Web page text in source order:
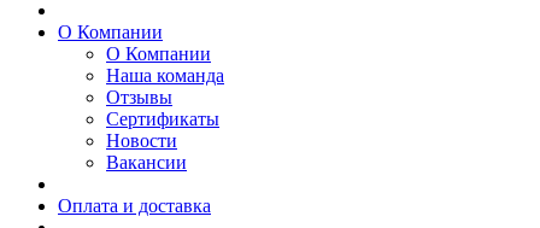
О Компании
О Компании
Наша команда
Отзывы
Сертификаты
Новости
Вакансии
Оплата и доставка